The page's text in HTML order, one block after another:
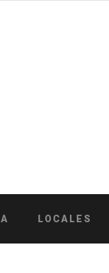
LOCALES